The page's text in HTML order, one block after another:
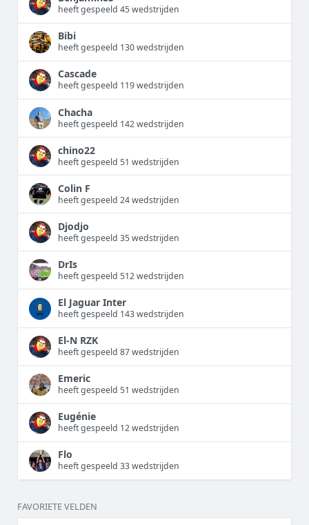
heeft gespeeld 45 wedstrijden
Bibi
heeft gespeeld 130 wedstrijden
Cascade
heeft gespeeld 119 wedstrijden
Chacha
heeft gespeeld 142 wedstrijden
chino22
heeft gespeeld 51 wedstrijden
Colin F
heeft gespeeld 24 wedstrijden
Djodjo
heeft gespeeld 35 wedstrijden
DrIs
heeft gespeeld 512 wedstrijden
El Jaguar Inter
heeft gespeeld 143 wedstrijden
El-N RZK
heeft gespeeld 87 wedstrijden
Emeric
heeft gespeeld 51 wedstrijden
Eugénie
heeft gespeeld 12 wedstrijden
Flo
heeft gespeeld 33 wedstrijden
FAVORIETE VELDEN